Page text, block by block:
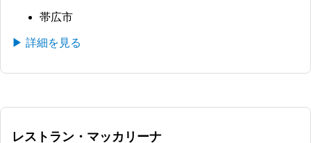
帯広市
▶ 詳細を見る
レストラン・マッカリーナ